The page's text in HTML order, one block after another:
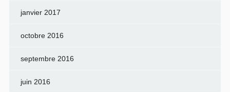
janvier 2017
octobre 2016
septembre 2016
juin 2016